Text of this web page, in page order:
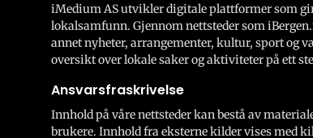
iMedium AS utvikler digitale plattformer som
lokalsamfunn. Gjennom nettsteder som
annet nyheter, arrangementer, kultur, sport og
oversikt over lokale saker og aktiviteter på ett
Ansvarsfraskrivelse
Innhold på våre nettsteder kan bestå av
brukere. Innhold fra eksterne kilder vises med